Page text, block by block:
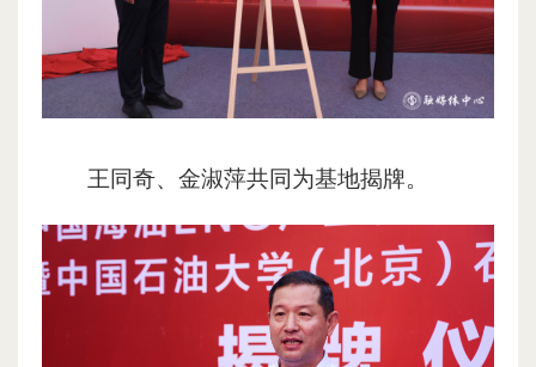
王同奇、金淑萍共同为基地揭牌。